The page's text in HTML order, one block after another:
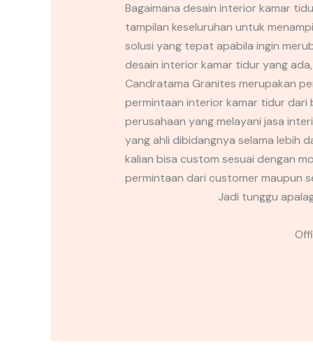
Bagaimana desain interior kamar
tampilan keseluruhan untuk
solusi yang tepat apabila ingin
desain interior kamar tidur yang
Candratama Granites merupakan
permintaan interior kamar tidur dari
perusahaan yang melayani jasa
yang ahli dibidangnya selama lebih
kalian bisa custom sesuai dengan
permintaan dari customer maupun
Jadi tunggu